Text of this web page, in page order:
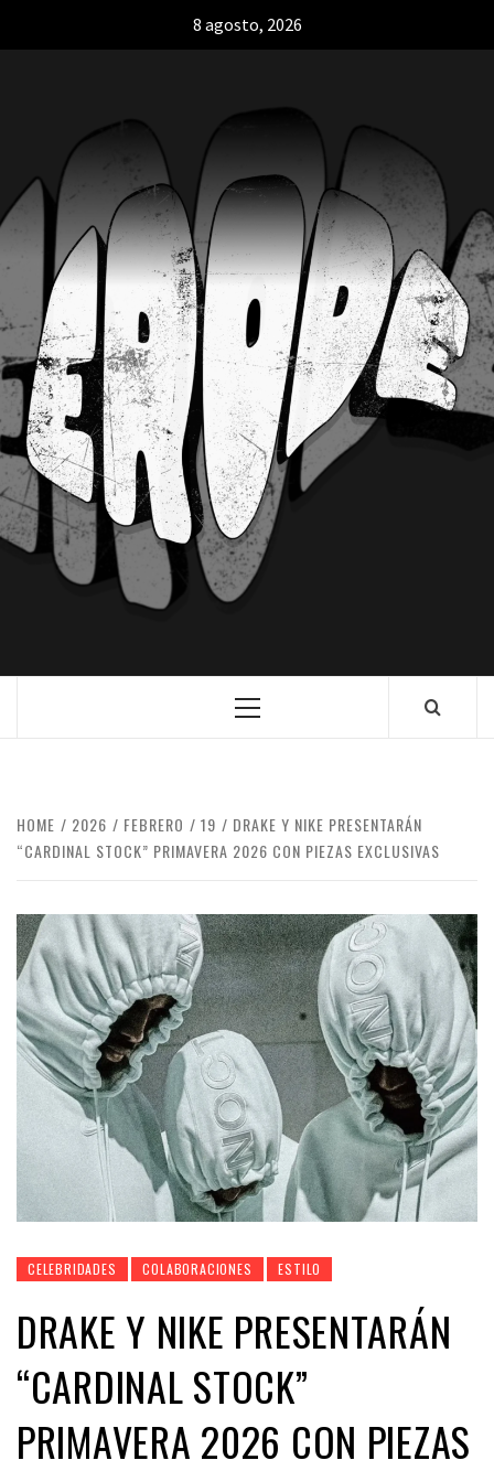
8 agosto, 2026
HOME 2026 FEBRERO 19
DRAKE Y NIKE PRESENTARÁN
“CARDINAL STOCK” PRIMAVERA 2026 CON PIEZAS EXCLUSIVAS
CELEBRIDADES COLABORACIONES ESTILO
DRAKE Y NIKE PRESENTARÁN
“CARDINAL STOCK”
PRIMAVERA 2026 CON PIEZAS